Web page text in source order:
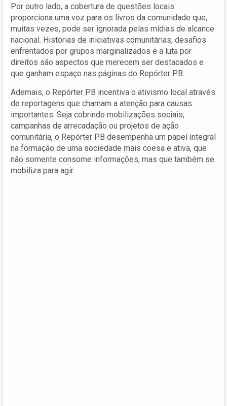
Por outro lado, a cobertura de questões locais
proporciona uma voz para os livros da comunidade que,
muitas vezes, pode ser ignorada pelas mídias de alcance
nacional. Histórias de iniciativas comunitárias, desafios
enfrentados por grupos marginalizados e a luta por
direitos são aspectos que merecem ser destacados e
que ganham espaço nas páginas do Repórter PB.
Ademais, o Repórter PB incentiva o ativismo local através
de reportagens que chamam a atenção para causas
importantes. Seja cobrindo mobilizações sociais,
campanhas de arrecadação ou projetos de ação
comunitária, o Repórter PB desempenha um papel integral
na formação de uma sociedade mais coesa e ativa, que
não somente consome informações, mas que também se
mobiliza para agir.